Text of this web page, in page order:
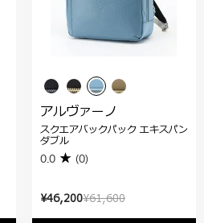
¥61,600
¥46,200
アルヴァーノ
スクエアバックパック エキスパン
ダブル
0.0 (0)